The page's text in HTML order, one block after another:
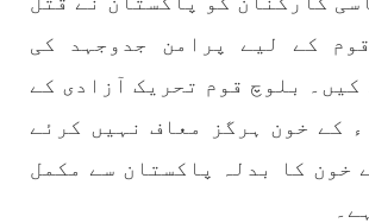
ضرور چونک گئی ہوگی۔ ضلع آواران
بلوچستان مضامین
کے لیے پرامن جدوجہد کی
کیں۔ بلوچ قوم تحریک آزادی کے
کے خون ہرگز معاف نہیں کرئے
خون کا بدلہ پاکستان سے مکمل